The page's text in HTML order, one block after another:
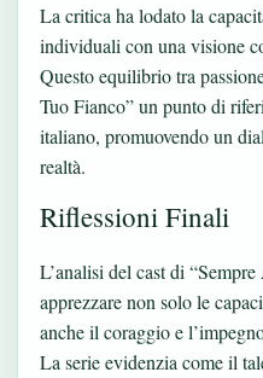
La critica ha lodato la
individuali con una visione
Questo equilibrio tra
Tuo Fianco” un punto di
italiano, promuovendo un
realtà.
Riflessioni Finali
L’analisi del cast di
apprezzare non solo le
anche il coraggio e
La serie evidenzia come il